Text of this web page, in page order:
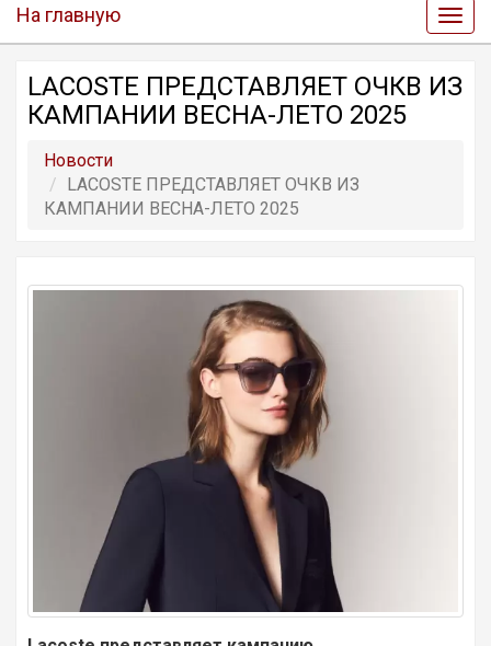
На главную
LACOSTE ПРЕДСТАВЛЯЕТ ОЧКB ИЗ
КАМПАНИИ ВЕСНА-ЛЕТО 2025
Новости
LACOSTE ПРЕДСТАВЛЯЕТ ОЧКB ИЗ
КАМПАНИИ ВЕСНА-ЛЕТО 2025